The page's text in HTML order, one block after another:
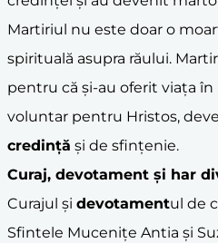
Martiriul nu este doar o
spirituală asupra răului.
pentru că și-au oferit viața
voluntar pentru Hristos,
credință și de sfințenie.
Curaj, devotament și har
Curajul și devotamentul de
Sfintele Mucenițe Antia și